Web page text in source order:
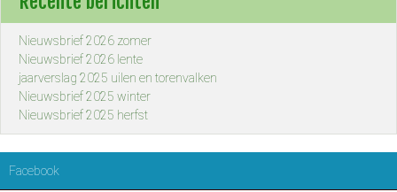
Nieuwsbrief 2026 zomer
Nieuwsbrief 2026 lente
jaarverslag 2025 uilen en torenvalken
Nieuwsbrief 2025 winter
Nieuwsbrief 2025 herfst
Facebook